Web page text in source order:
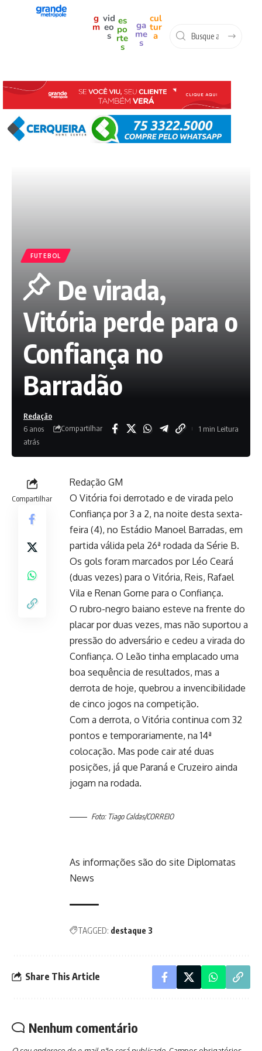
g
m
vid
eo
s
es
po
rte
s
ga
me
s
cul
tur
a
FUTEBOL
De virada,
Vitória perde para o
Confiança no
Barradão
Redação
6 anos
atrás
Compartilhar 1 min Leitura
Compartilhar
Redação GM
O Vitória foi derrotado e de virada pelo
Confiança por 3 a 2, na noite desta sexta-
feira (4), no Estádio Manoel Barradas, em
partida válida pela 26ª rodada da Série B.
Os gols foram marcados por Léo Ceará
(duas vezes) para o Vitória, Reis, Rafael
Vila e Renan Gorne para o Confiança.
O rubro-negro baiano esteve na frente do
placar por duas vezes, mas não suportou a
pressão do adversário e cedeu a virada do
Confiança. O Leão tinha emplacado uma
boa sequência de resultados, mas a
derrota de hoje, quebrou a invencibilidade
de cinco jogos na competição.
Com a derrota, o Vitória continua com 32
pontos e temporariamente, na 14ª
colocação. Mas pode cair até duas
posições, já que Paraná e Cruzeiro ainda
jogam na rodada.
Foto: Tiago Caldas/CORREIO
As informações são do site Diplomatas
News
TAGGED: destaque 3
Share This Article
Nenhum comentário